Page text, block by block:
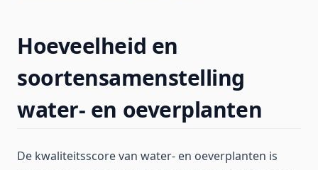
Hoeveelheid en
soortensamenstelling
water- en oeverplanten
De kwaliteitsscore van water- en oeverplanten is